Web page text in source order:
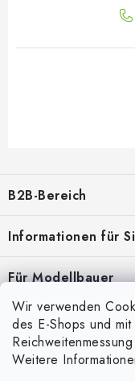
Wir verwenden
des E-Shops und
Weitere
ß
z
e
i
l
B2B-Bereich
Geschäftspartner, die
ANMELDUNG
Informationen für
Über uns
Meine Bestellung
Kontakte
Versand und Bezahlung
Für Modellbauer
Modellfarben-Umrechner
Art Scale Modellbau-
Mein Konto
Anmelden